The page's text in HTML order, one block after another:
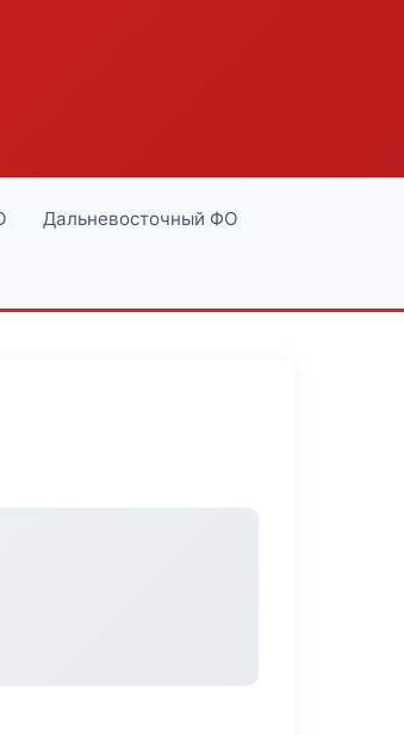
Дальневосточный ФО